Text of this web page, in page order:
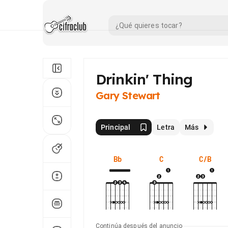
Drinkin' Thing
Gary Stewart
Principal Letra Más
Bb C C/B
Continúa después del anuncio